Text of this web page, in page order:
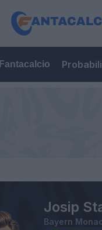
Fantacalcio
Josip
Bayern